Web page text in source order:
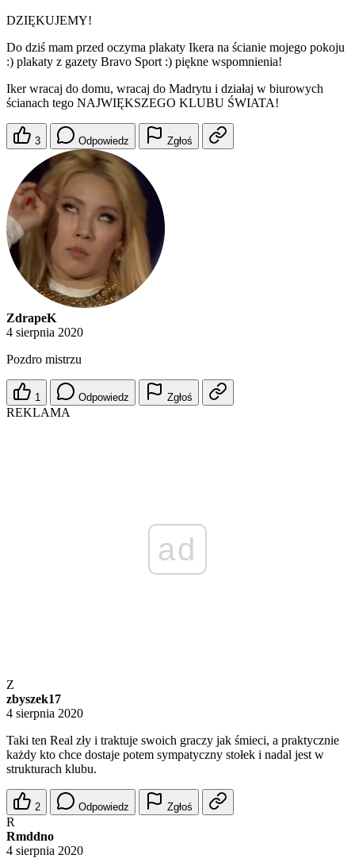
DZIĘKUJEMY!
Do dziś mam przed oczyma plakaty Ikera na ścianie mojego pokoju
:) plakaty z gazety Bravo Sport :) piękne wspomnienia!
Iker wracaj do domu, wracaj do Madrytu i działaj w biurowych
ścianach tego NAJWIĘKSZEGO KLUBU ŚWIATA!
3 Odpowiedz Zgłoś
ZdrapeK
4 sierpnia 2020
Pozdro mistrzu
1 Odpowiedz Zgłoś
REKLAMA
ad
Z
zbyszek17
4 sierpnia 2020
Taki ten Real zły i traktuje swoich graczy jak śmieci, a praktycznie
każdy kto chce dostaje potem sympatyczny stołek i nadal jest w
strukturach klubu.
2 Odpowiedz Zgłoś
R
Rmddno
4 sierpnia 2020